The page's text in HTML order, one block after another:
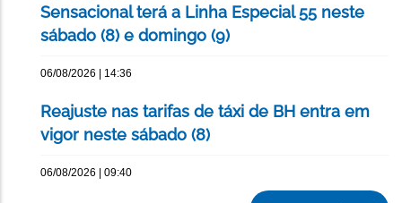
Sensacional terá a Linha Especial 55 neste
sábado (8) e domingo (9)
06/08/2026 | 14:36
Reajuste nas tarifas de táxi de BH entra em
vigor neste sábado (8)
06/08/2026 | 09:40